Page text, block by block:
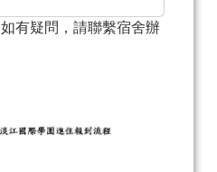
如有疑問，請聯繫宿舍辦